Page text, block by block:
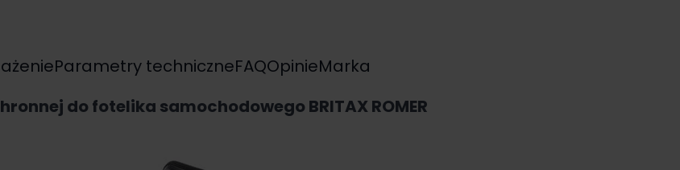
do fotelika samochodowego BRITAX ROMER
Parametry techniczneFAQOpinieMarka